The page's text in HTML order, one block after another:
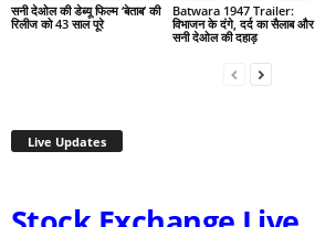
सनी देओल की डेब्यू फिल्म ‘बेताब’ की
रिलीज को 43 साल पूरे
Batwara 1947 Trailer:
विभाजन के दंगे, दर्द का सैलाब और
सनी देओल की दहाड़
Live Updates